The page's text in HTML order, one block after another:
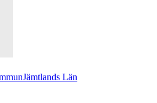
Jämtlands Län